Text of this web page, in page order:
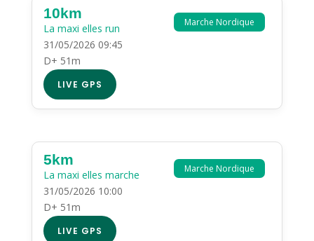
Marche Nordique
10km
La maxi elles run
31/05/2026 09:45
D+ 51m
LIVE GPS
Marche Nordique
5km
La maxi elles marche
31/05/2026 10:00
D+ 51m
LIVE GPS